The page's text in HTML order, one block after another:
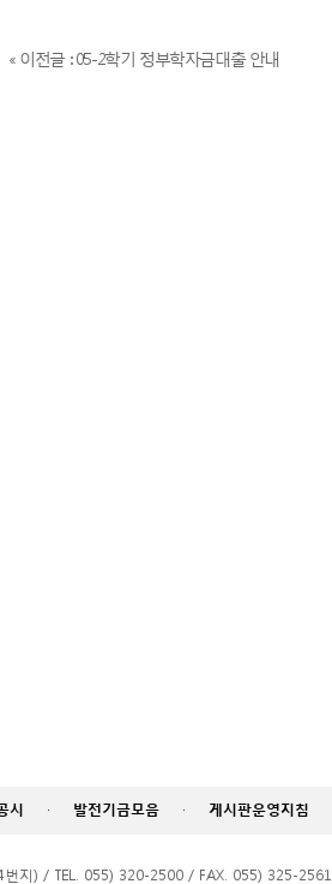
« 이전글 : 05-2학기 정부학자금대출 안내
시 · 발전기금모음 · 게시판운영지침
지) / TEL. 055) 320-2500 / FAX. 055) 325-2561